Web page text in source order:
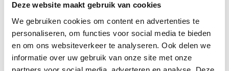
Deze website maakt gebruik van cookies
We gebruiken cookies om content en advertenties te
personaliseren, om functies voor social media te bieden
en om ons websiteverkeer te analyseren. Ook delen we
informatie over uw gebruik van onze site met onze
Thea Vossen (1966), moeder van twee kinderen,
heeft zich sinds haar zoon een diagnose Syndroom
van Asperger kreeg, toegelegd op het opvoeden
van haar autistisch kind. Toen duidelijk werd dat de